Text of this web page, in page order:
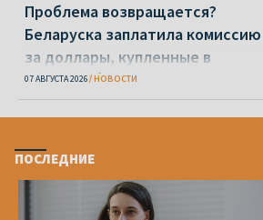
Проблема возвращается?
Беларуска заплатила комиссию
за доллары, купленные в
«Беларусбанке»
07 АВГУСТА 2026 НОВОСТИ
ПОСЛЕДНИЕ